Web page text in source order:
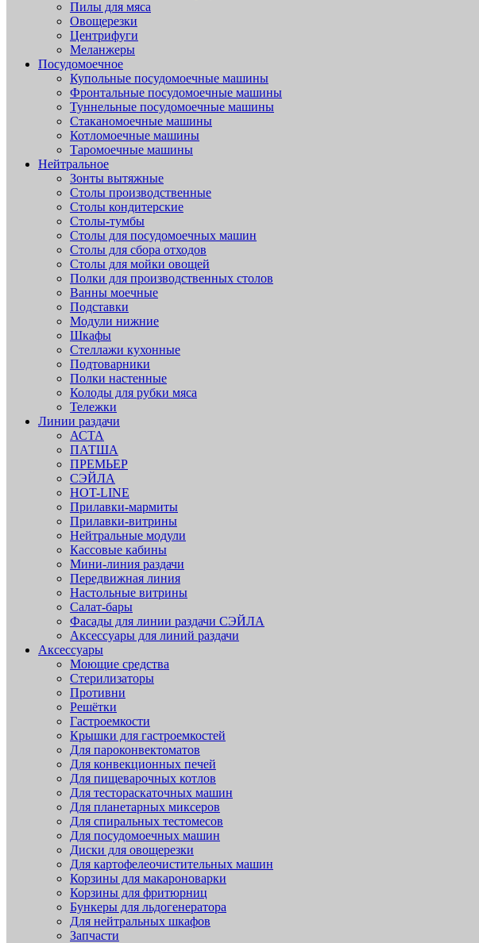
Пилы для мяса
Овощерезки
Центрифуги
Меланжеры
Посудомоечное
Купольные посудомоечные машины
Фронтальные посудомоечные машины
Туннельные посудомоечные машины
Стаканомоечные машины
Котломоечные машины
Таромоечные машины
Нейтральное
Зонты вытяжные
Столы производственные
Столы кондитерские
Столы-тумбы
Столы для посудомоечных машин
Столы для сбора отходов
Столы для мойки овощей
Полки для производственных столов
Ванны моечные
Подставки
Модули нижние
Шкафы
Стеллажи кухонные
Подтоварники
Полки настенные
Колоды для рубки мяса
Тележки
Линии раздачи
АСТА
ПАТША
ПРЕМЬЕР
СЭЙЛА
HOT-LINE
Прилавки-мармиты
Прилавки-витрины
Нейтральные модули
Кассовые кабины
Мини-линия раздачи
Передвижная линия
Настольные витрины
Салат-бары
Фасады для линии раздачи СЭЙЛА
Аксессуары для линий раздачи
Аксессуары
Моющие средства
Стерилизаторы
Противни
Решётки
Гастроемкости
Крышки для гастроемкостей
Для пароконвектоматов
Для конвекционных печей
Для пищеварочных котлов
Для тестораскаточных машин
Для планетарных миксеров
Для спиральных тестомесов
Для посудомоечных машин
Диски для овощерезки
Для картофелеочистительных машин
Корзины для макароноварки
Корзины для фритюрниц
Бункеры для льдогенератора
Для нейтральных шкафов
Запчасти